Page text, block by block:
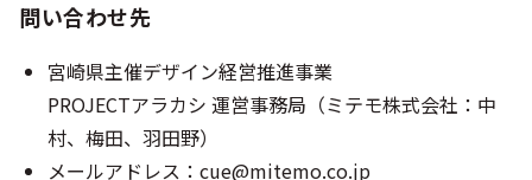
問い合わせ先
宮崎県主催デザイン経営推進事業
PROJECTアラカシ 運営事務局（ミテモ株式会社：中
村、梅田、羽田野）
メールアドレス： cue@mitemo.co.jp